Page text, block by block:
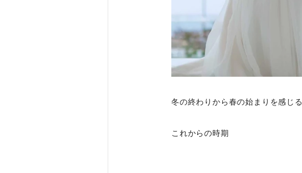
冬の終わりから春の始まりを感じる
これからの時期